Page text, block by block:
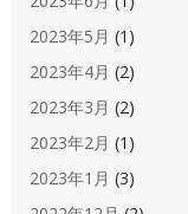
2023年5月 (1)
2023年4月 (2)
2023年3月 (2)
2023年2月 (1)
2023年1月 (3)